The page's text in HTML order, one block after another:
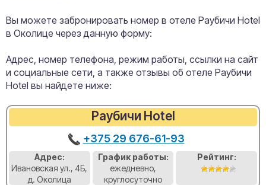
Вы можете забронировать номер в отеле Раубичи Hotel
в Околице через данную форму:
Адрес, номер телефона, режим работы, ссылки на сайт
и социальные сети, а также отзывы об отеле Раубичи
Hotel вы найдете ниже:
Раубичи Hotel
+375 29 676-61-93
Адрес:
Ивановская ул., 4Б,
д. Околица
График работы:
ежедневно,
круглосуточно
Рейтинг: